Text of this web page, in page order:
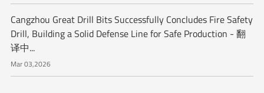
Cangzhou Great Drill Bits Successfully Concludes Fire Safety
Drill, Building a Solid Defense Line for Safe Production - 翻
译中...
Mar 03,2026